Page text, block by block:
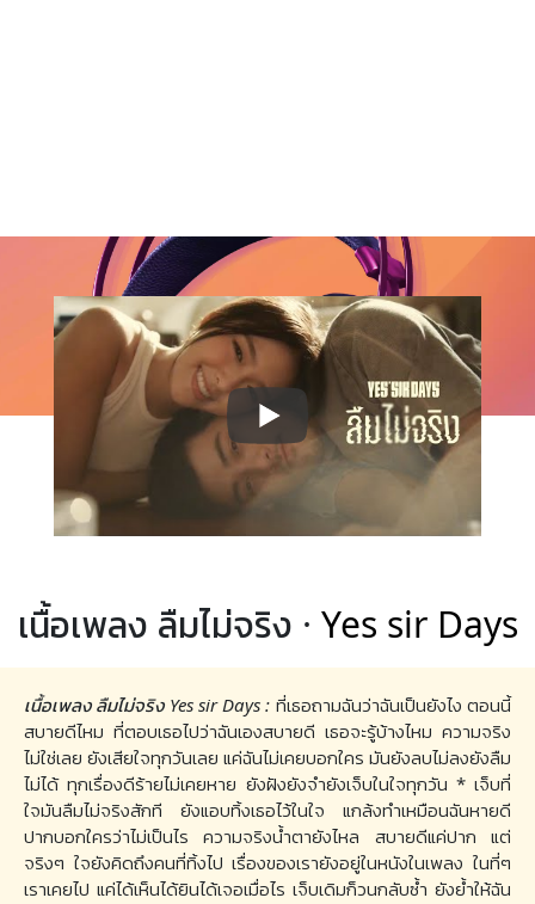
เนื้อเพลง ลืมไม่จริง · Yes sir Days
เนื้อเพลง ลืมไม่จริง Yes sir Days : ที่เธอถามฉันว่าฉันเป็นยังไง ตอนนี้
สบายดีไหม ที่ตอบเธอไปว่าฉันเองสบายดี เธอจะรู้บ้างไหม ความจริง
ไม่ใช่เลย ยังเสียใจทุกวันเลย แค่ฉันไม่เคยบอกใคร มันยังลบไม่ลงยังลืม
ไม่ได้ ทุกเรื่องดีร้ายไม่เคยหาย ยังฝังยังจำยังเจ็บในใจทุกวัน * เจ็บที่
ใจมันลืมไม่จริงสักที ยังแอบทิ้งเธอไว้ในใจ แกล้งทำเหมือนฉันหายดี
ปากบอกใครว่าไม่เป็นไร ความจริงน้ำตายังไหล สบายดีแค่ปาก แต่
จริงๆ ใจยังคิดถึงคนที่ทิ้งไป เรื่องของเรายังอยู่ในหนังในเพลง ในที่ๆ
เราเคยไป แค่ได้เห็นได้ยินได้เจอเมื่อไร เจ็บเดิมก็วนกลับซ้ำ ยังย้ำให้ฉัน